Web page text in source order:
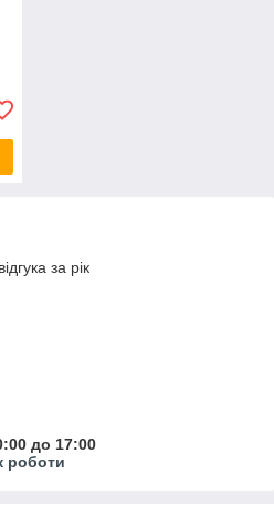
за рік
до 17:00
роботи